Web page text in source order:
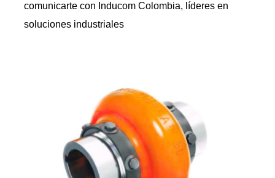
comunicarte con Inducom Colombia, líderes en
soluciones industriales